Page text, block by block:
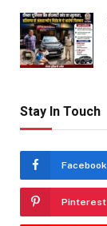
Stay In Touch
Facebook
Pinterest